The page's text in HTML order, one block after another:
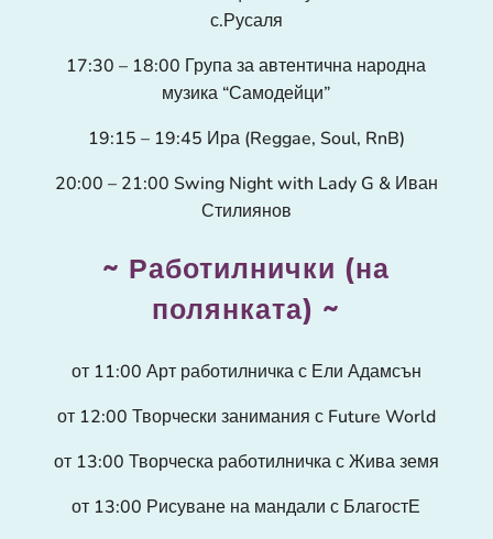
с.Русаля
17:30 – 18:00 Група за автентична народна
музика “Самодейци”
19:15 – 19:45 Ира (Reggae, Soul, RnB)
20:00 – 21:00 Swing Night with Lady G & Иван
Стилиянов
~ Работилнички (на
полянката) ~
от 11:00 Арт работилничка с Ели Адамсън
от 12:00 Творчески занимания с Future World
от 13:00 Творческа работилничка с Жива земя
от 13:00 Рисуване на мандали с БлагостЕ